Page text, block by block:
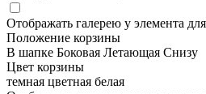
Отображать галерею у элемента
Положение корзины
В шапке Боковая Летающая Снизу
Цвет корзины
темная цветная белая